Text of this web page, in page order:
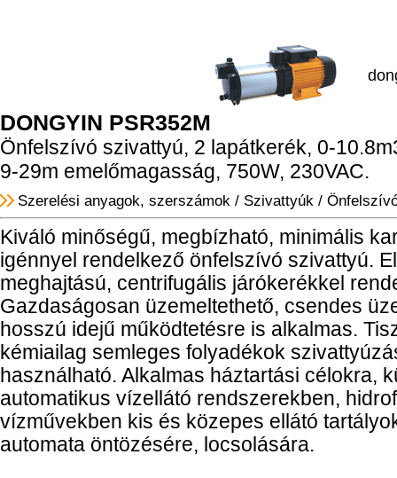
DONGYIN PSR352M
Önfelszívó szivattyú, 2 lapátkerék, 0-
9-29m emelőmagasság, 750W, 230VAC.
Szerelési anyagok, szerszámok / Szivattyúk /
Kiváló minőségű, megbízható, minimális
igénnyel rendelkező önfelszívó szivattyú.
meghajtású, centrifugális járókerékkel
Gazdaságosan üzemeltethető, csendes
hosszú idejű működtetésre is alkalmas.
kémiailag semleges folyadékok
használható. Alkalmas háztartási célokra,
automatikus vízellátó rendszerekben,
vízművekben kis és közepes ellátó
automata öntözésére, locsolására.